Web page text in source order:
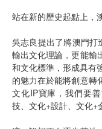
站在新的歷史起點上，
吳志良提出了將澳門
輸出文化理論，更能輸
和文化標準，形成具有
的魅力在於能將創意轉
文化IP寶庫，我們要
技、文化+設計、文化+